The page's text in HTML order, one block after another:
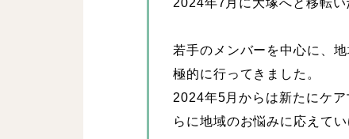
2024年7月に大塚へと移転い
若手のメンバーを中心に、
極的に行ってきました。
2024年5月からは新たにケ
らに地域のお悩みに応えて